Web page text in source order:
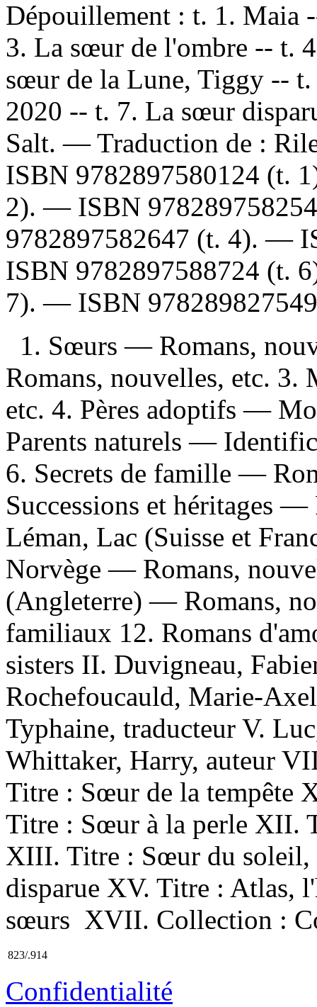
Dépouillement : t. 1. Maia
3. La sœur de l'ombre -- t.
sœur de la Lune, Tiggy --
2020 -- t. 7. La sœur
Salt. —Traduction de :
ISBN 9782897580124 (t.
2). — ISBN
9782897582647 (t. 4). —
ISBN 9782897588724 (t.
7). — ISBN
1. Sœurs — Romans,
Romans, nouvelles, etc.
etc. 4. Pères adoptifs —
Parents naturels —
6. Secrets de famille —
Successions et héritages
Léman, Lac (Suisse et
Norvège — Romans,
(Angleterre) — Romans,
familiaux 12. Romans
sisters II. Duvigneau,
Rochefoucauld, Marie-
Typhaine, traducteur V.
Whittaker, Harry, auteur
Titre : Sœur de la tempête
Titre : Sœur à la perle XII.
XIII. Titre : Sœur du
disparue XV. Titre : Atlas,
sœurs XVII. Collection :
823/.914
Confidentialité